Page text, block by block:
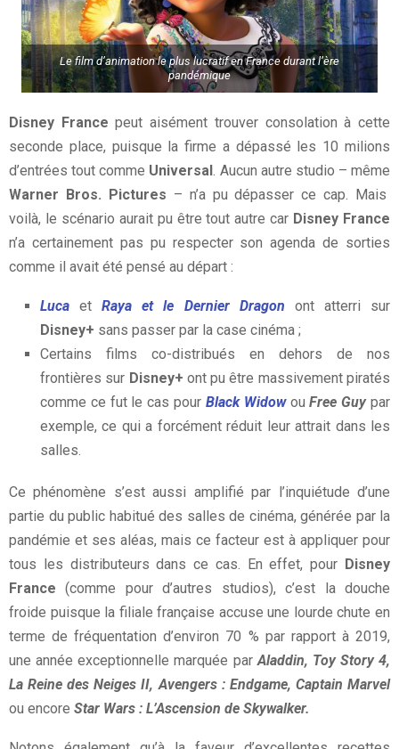
Le film d’animation le plus lucratif en France durant l’ère
pandémique
Disney France peut aisément trouver consolation à cette
seconde place, puisque la firme a dépassé les 10 milions
d’entrées tout comme Universal . Aucun autre studio – même
Warner Bros. Pictures – n’a pu dépasser ce cap. Mais
voilà, le scénario aurait pu être tout autre car Disney France
n’a certainement pas pu respecter son agenda de sorties
comme il avait été pensé au départ :
Luca etRaya et le Dernier Dragon ont atterri sur
Disney+ sans passer par la case cinéma ;
Certains films co-distribués en dehors de nos
frontières sur Disney+ ont pu être massivement piratés
comme ce fut le cas pour Black WidowouFree Guy par
exemple, ce qui a forcément réduit leur attrait dans les
salles.
Ce phénomène s’est aussi amplifié par l’inquiétude d’une
partie du public habitué des salles de cinéma, générée par la
pandémie et ses aléas, mais ce facteur est à appliquer pour
tous les distributeurs dans ce cas. En effet, pour Disney
France (comme pour d’autres studios), c’est la douche
froide puisque la filiale française accuse une lourde chute en
terme de fréquentation d’environ 70 % par rapport à 2019,
une année exceptionnelle marquée par Aladdin, Toy Story 4,
La Reine des Neiges II, Avengers : Endgame, Captain Marvel
ou encore Star Wars : L’Ascension de Skywalker.